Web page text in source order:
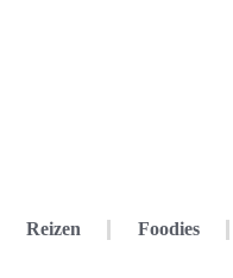
Reizen Foodies